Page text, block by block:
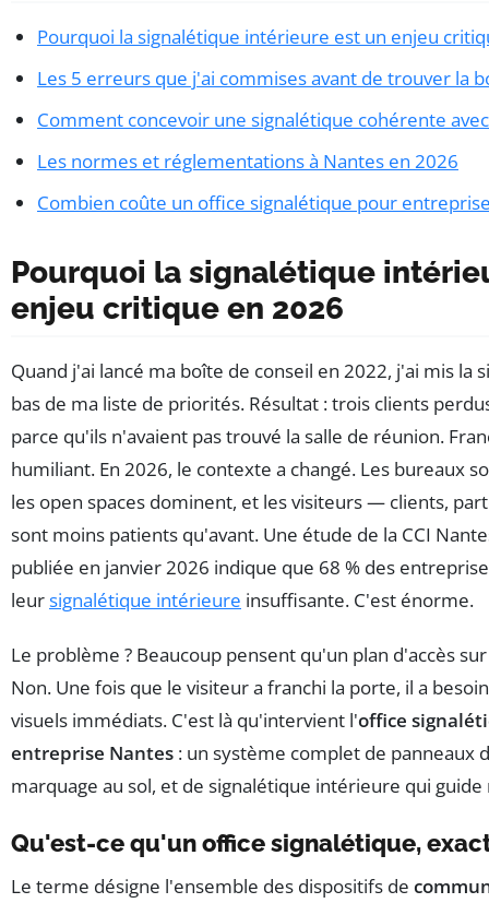
Pourquoi la signalétique intérieure est un enjeu
Les 5 erreurs que j'ai commises avant de trouver la
Comment concevoir une signalétique cohérente
Les normes et réglementations à Nantes en 2026
Combien coûte un office signalétique pour
Pourquoi la signalétique
enjeu critique en 2026
Quand j'ai lancé ma boîte de conseil en 2022, j'ai mis la
bas de ma liste de priorités. Résultat : trois clients
parce qu'ils n'avaient pas trouvé la salle de réunion.
humiliant. En 2026, le contexte a changé. Les bureaux
les open spaces dominent, et les visiteurs — clients,
sont moins patients qu'avant. Une étude de la CCI
publiée en janvier 2026 indique que 68 % des
leursignalétique intérieure insuffisante. C'est énorme.
Le problème ? Beaucoup pensent qu'un plan d'accès
Non. Une fois que le visiteur a franchi la porte, il a
visuels immédiats. C'est là qu'intervient l'office
entreprise Nantes : un système complet de panneaux
marquage au sol, et de signalétique intérieure qui
Qu'est-ce qu'un office signalétique,
Le terme désigne l'ensemble des dispositifs de